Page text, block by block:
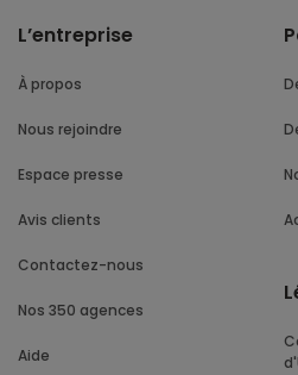
L’entreprise
À propos
Nous rejoindre
Espace presse
Avis clients
Contactez-nous
Nos 350 agences
Aide
Conditions Générales